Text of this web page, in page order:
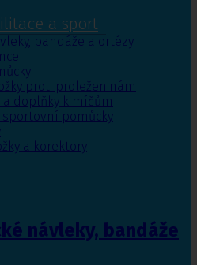
a sport
bandáže a ortézy
proti proleženinám
a doplňky k míčům
pomůcky
a korektory
návleky, bandáže